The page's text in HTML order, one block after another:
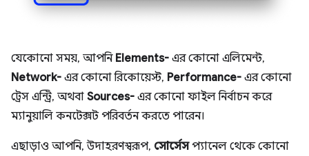
যেকোনো সময়, আপনি Elements- এর কোনো এলিমেন্ট,
Network- এর কোনো রিকোয়েস্ট, Performance- এর কোনো
ট্রেস এন্ট্রি, অথবা Sources- এর কোনো ফাইল নির্বাচন করে
ম্যানুয়ালি কনটেক্সট পরিবর্তন করতে পারেন।
এছাড়াও আপনি, উদাহরণস্বরূপ, সোর্সেসপ্যানেল থেকে কোনো